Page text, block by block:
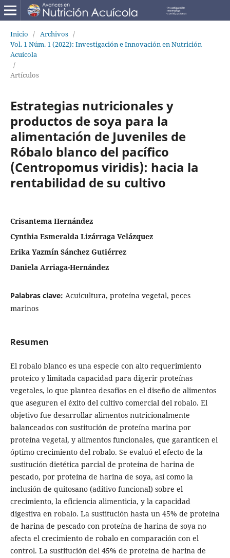
Inicio / Archivos /
Vol. 1 Núm. 1 (2022): Investigación e Innovación en Nutrición
Acuícola
/
Artículos
Estrategias nutricionales y
productos de soya para la
alimentación de Juveniles de
Róbalo blanco del pacífico
(Centropomus viridis): hacia la
rentabilidad de su cultivo
Crisantema Hernández
Cynthia Esmeralda Lizárraga Velázquez
Erika Yazmín Sánchez Gutiérrez
Daniela Arriaga-Hernández
Palabras clave: Acuicultura, proteína vegetal, peces
marinos
Resumen
El robalo blanco es una especie con alto requerimiento
proteico y limitada capacidad para digerir proteínas
vegetales, lo que plantea desafíos en el diseño de alimentos
que aseguren el éxito del cultivo comercial del robalo. El
objetivo fue desarrollar alimentos nutricionalmente
balanceados con sustitución de proteína marina por
proteína vegetal, y alimentos funcionales, que garanticen el
óptimo crecimiento del robalo. Se evaluó el efecto de la
sustitución dietética parcial de proteína de harina de
pescado, por proteína de harina de soya, así como la
inclusión de quitosano (aditivo funcional) sobre el
crecimiento, la eficiencia alimenticia, y la capacidad
digestiva en robalo. La sustitución hasta un 45% de proteína
de harina de pescado con proteína de harina de soya no
afecta el crecimiento de robalo en comparación con el
control. La sustitución del 45% de proteína de harina de